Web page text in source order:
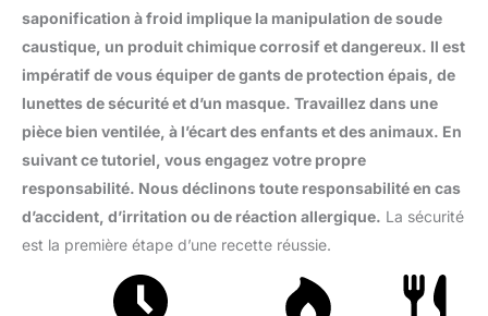
saponification à froid implique la manipulation de soude
caustique, un produit chimique corrosif et dangereux. Il est
impératif de vous équiper de gants de protection épais, de
lunettes de sécurité et d’un masque. Travaillez dans une
pièce bien ventilée, à l’écart des enfants et des animaux. En
suivant ce tutoriel, vous engagez votre propre
responsabilité. Nous déclinons toute responsabilité en cas
d’accident, d’irritation ou de réaction allergique. La sécurité
est la première étape d’une recette réussie.